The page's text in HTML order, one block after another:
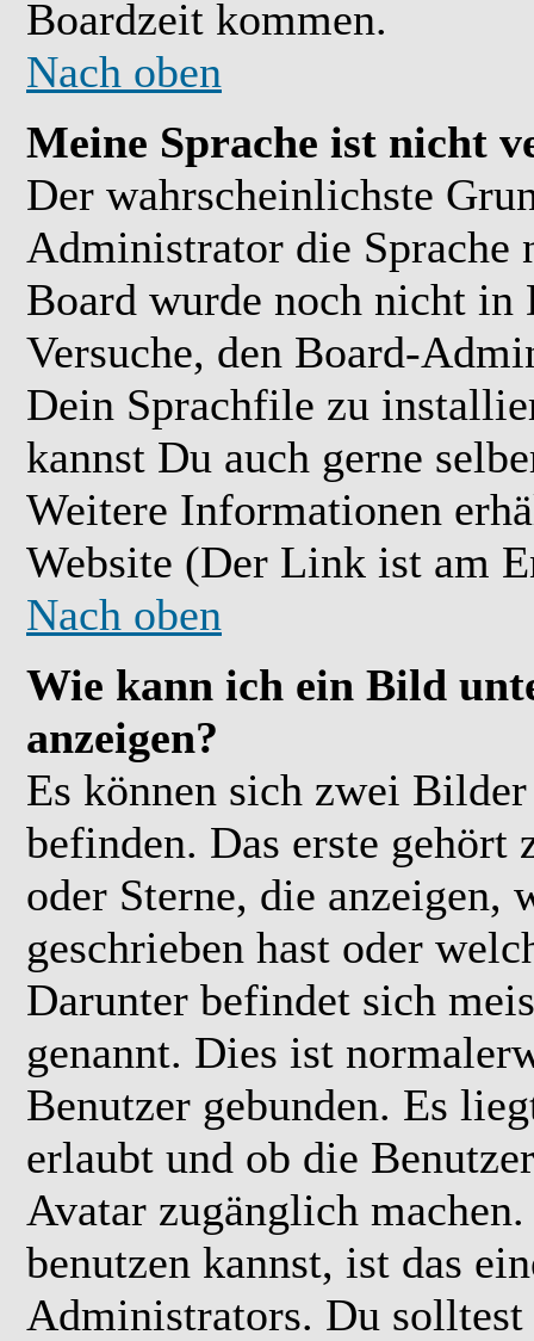
Boardzeit kommen.
Nach oben
Meine Sprache ist nicht
Der wahrscheinlichste
Administrator die Sprache
Board wurde noch nicht in
Versuche, den Board-
Dein Sprachfile zu
kannst Du auch gerne
Weitere Informationen
Website (Der Link ist am
Nach oben
Wie kann ich ein Bild
anzeigen?
Es können sich zwei
befinden. Das erste gehört
oder Sterne, die anzeigen,
geschrieben hast oder
Darunter befindet sich
genannt. Dies ist
Benutzer gebunden. Es
erlaubt und ob die
Avatar zugänglich
benutzen kannst, ist das
Administrators. Du